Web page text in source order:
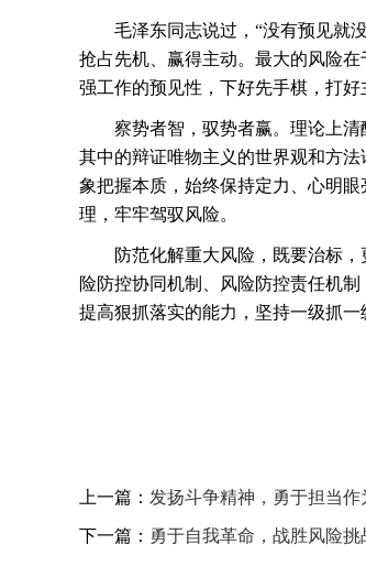
毛泽东同志说过，“没有预见就
抢占先机、赢得主动。最大的风险
强工作的预见性，下好先手棋，打
察势者智，驭势者赢。理论上
其中的辩证唯物主义的世界观和方
象把握本质，始终保持定力、心明
理，牢牢驾驭风险。
防范化解重大风险，既要治标
险防控协同机制、风险防控责任机
提高狠抓落实的能力，坚持一级抓
上一篇： 发扬斗争精神，勇于担当作
下一篇： 勇于自我革命，战胜风险挑